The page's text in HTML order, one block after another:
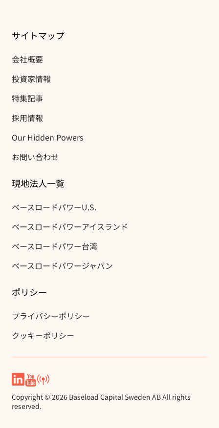
サイトマップ
会社概要
投資家情報
特集記事
採用情報
Our Hidden Powers
お問い合わせ
現地法人一覧
ベースロードパワーU.S.
ベースロードパワーアイスランド
ベースロードパワー台湾
ベースロードパワージャパン
ポリシー
プライバシーポリシー
クッキーポリシー
Copyright © 2026 Baseload Capital Sweden AB All rights
reserved.